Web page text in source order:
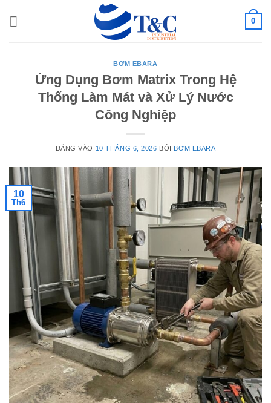
0
BƠM EBARA
Ứng Dụng Bơm Matrix Trong Hệ
Thống Làm Mát và Xử Lý Nước
Công Nghiệp
ĐĂNG VÀO 10 THÁNG 6, 2026 BỞI BƠM EBARA
10
Th6